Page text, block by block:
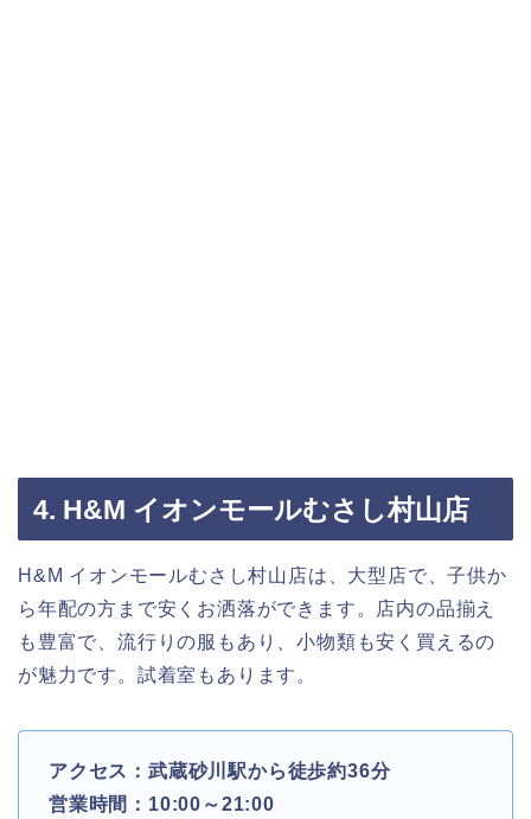
4. H&M イオンモールむさし村山店
H&M イオンモールむさし村山店は、大型店で、子供か
ら年配の方まで安くお洒落ができます。店内の品揃え
も豊富で、流行りの服もあり、小物類も安く買えるの
が魅力です。試着室もあります。
アクセス：武蔵砂川駅から徒歩約36分
営業時間：10:00～21:00